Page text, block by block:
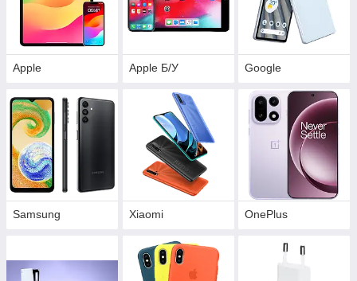
Apple Apple Б/У Google
Samsung Xiaomi OnePlus